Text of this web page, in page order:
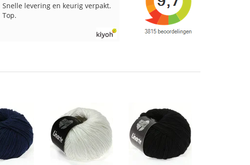
Snelle levering en keurig verpakt.
Top.
Goed verpakt en snelgeleverd